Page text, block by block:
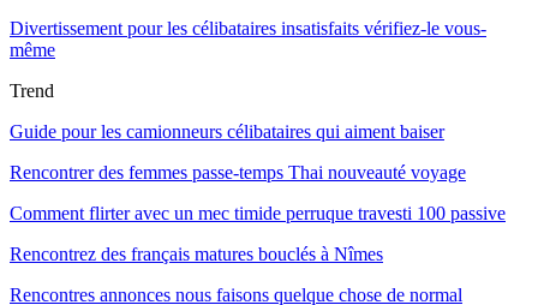
Divertissement pour les célibataires insatisfaits vérifiez-le vous-
même
Trend
Guide pour les camionneurs célibataires qui aiment baiser
Rencontrer des femmes passe-temps Thai nouveauté voyage
Comment flirter avec un mec timide perruque travesti 100 passive
Rencontrez des français matures bouclés à Nîmes
Rencontres annonces nous faisons quelque chose de normal